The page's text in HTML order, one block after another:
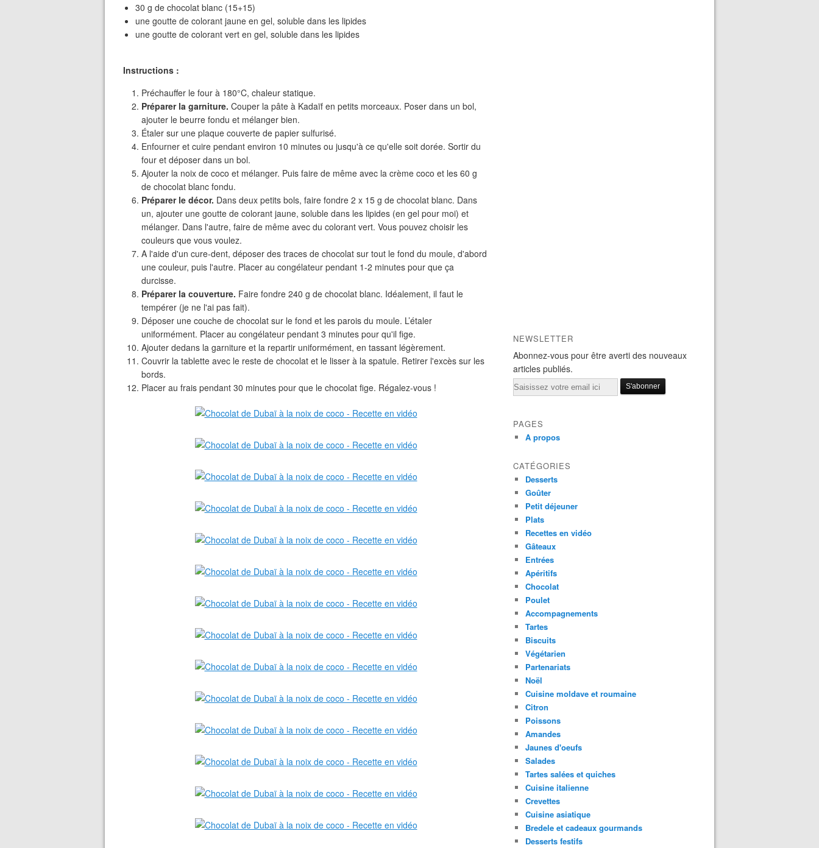
30 g de chocolat blanc (15+15)
une goutte de colorant jaune en gel, soluble dans les lipides
une goutte de colorant vert en gel, soluble dans les lipides
Instructions :
Préchauffer le four à 180°C, chaleur statique.
Préparer la garniture. Couper la pâte à Kadaïf en petits morceaux. Poser dans un bol,
ajouter le beurre fondu et mélanger bien.
Étaler sur une plaque couverte de papier sulfurisé.
Enfourner et cuire pendant environ 10 minutes ou jusqu'à ce qu'elle soit dorée. Sortir du
four et déposer dans un bol.
Ajouter la noix de coco et mélanger. Puis faire de même avec la crème coco et les 60 g
de chocolat blanc fondu.
Préparer le décor. Dans deux petits bols, faire fondre 2 x 15 g de chocolat blanc. Dans
un, ajouter une goutte de colorant jaune, soluble dans les lipides (en gel pour moi) et
mélanger. Dans l'autre, faire de même avec du colorant vert. Vous pouvez choisir les
couleurs que vous voulez.
A l'aide d'un cure-dent, déposer des traces de chocolat sur tout le fond du moule, d'abord
une couleur, puis l'autre. Placer au congélateur pendant 1-2 minutes pour que ça
durcisse.
Préparer la couverture. Faire fondre 240 g de chocolat blanc. Idéalement, il faut le
tempérer (je ne l'ai pas fait).
Déposer une couche de chocolat sur le fond et les parois du moule. L’étaler
uniformément. Placer au congélateur pendant 3 minutes pour qu'il fige.
Ajouter dedans la garniture et la repartir uniformément, en tassant légèrement.
Couvrir la tablette avec le reste de chocolat et le lisser à la spatule. Retirer l'excès sur les
bords.
Placer au frais pendant 30 minutes pour que le chocolat fige. Régalez-vous !
NEWSLETTER
Abonnez-vous pour être averti des nouveaux
articles publiés.
Email
PAGES
A propos
CATÉGORIES
Desserts
Goûter
Petit déjeuner
Plats
Recettes en vidéo
Gâteaux
Entrées
Apéritifs
Chocolat
Poulet
Accompagnements
Tartes
Biscuits
Végétarien
Partenariats
Noël
Cuisine moldave et roumaine
Citron
Poissons
Amandes
Jaunes d'oeufs
Salades
Tartes salées et quiches
Cuisine italienne
Crevettes
Cuisine asiatique
Bredele et cadeaux gourmands
Desserts festifs